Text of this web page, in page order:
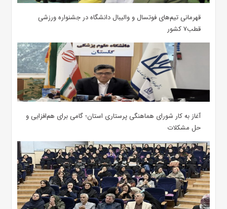
قهرمانی تیم‌های فوتسال و والیبال دانشگاه در جشنواره ورزشی
قطب۷ کشور
آغاز به کار شورای هماهنگی پرستاری استان؛ گامی برای هم‌افزایی و
حل مشکلات